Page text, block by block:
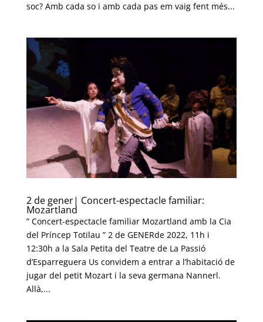
soc? Amb cada so i amb cada pas em vaig fent més...
2 de gener| Concert-espectacle familiar:
Mozartland
” Concert-espectacle familiar Mozartland amb la Cia
del Príncep Totilau ” 2 de GENERde 2022, 11h i
12:30h a la Sala Petita del Teatre de La Passió
d’Esparreguera Us convidem a entrar a l’habitació de
jugar del petit Mozart i la seva germana Nannerl.
Allà,...